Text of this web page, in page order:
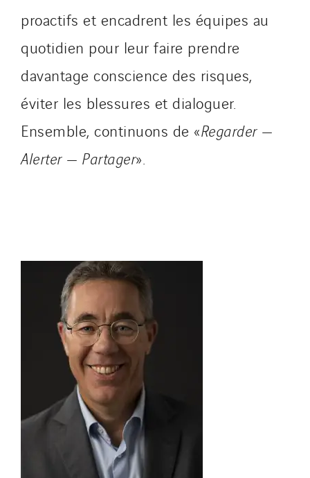
proactifs et encadrent les équipes au
quotidien pour leur faire prendre
davantage conscience des risques,
éviter les blessures et dialoguer.
Ensemble, continuons de «Regarder —
Alerter — Partager».